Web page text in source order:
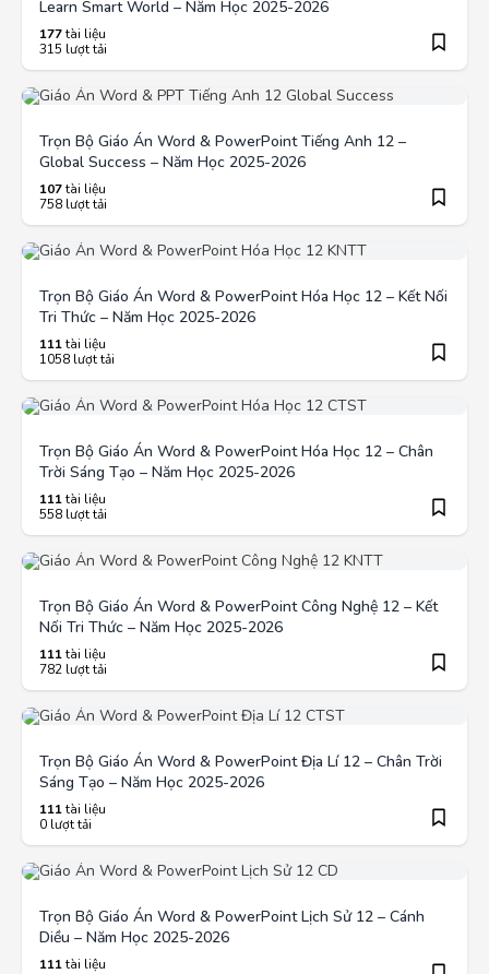
Learn Smart World – Năm Học 2025-2026
177tài liệu
315 lượt tải
Trọn Bộ Giáo Án Word & PowerPoint Tiếng Anh 12 –
Global Success – Năm Học 2025-2026
107tài liệu
758 lượt tải
Trọn Bộ Giáo Án Word & PowerPoint Hóa Học 12 – Kết Nối
Tri Thức – Năm Học 2025-2026
111tài liệu
1058 lượt tải
Trọn Bộ Giáo Án Word & PowerPoint Hóa Học 12 – Chân
Trời Sáng Tạo – Năm Học 2025-2026
111tài liệu
558 lượt tải
Trọn Bộ Giáo Án Word & PowerPoint Công Nghệ 12 – Kết
Nối Tri Thức – Năm Học 2025-2026
111tài liệu
782 lượt tải
Trọn Bộ Giáo Án Word & PowerPoint Địa Lí 12 – Chân Trời
Sáng Tạo – Năm Học 2025-2026
111tài liệu
0 lượt tải
Trọn Bộ Giáo Án Word & PowerPoint Lịch Sử 12 – Cánh
Diều – Năm Học 2025-2026
111tài liệu